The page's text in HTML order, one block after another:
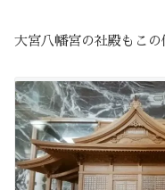
大宮八幡宮の社殿もこの